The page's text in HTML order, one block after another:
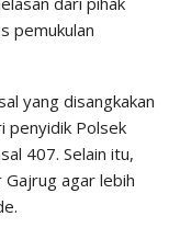
pemukulan
yang disangkakan
penyidik Polsek
407. Selain itu,
Gajrug agar lebih